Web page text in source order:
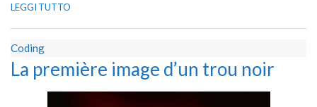
LEGGI TUTTO
Coding
La première image d’un trou noir